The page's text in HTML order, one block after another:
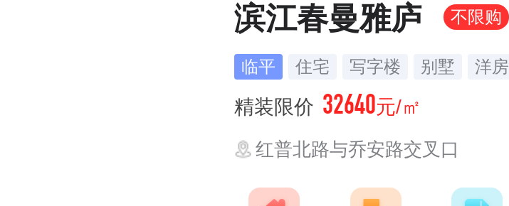
滨江春曼雅庐 不限购
临平 住宅 写字楼 别墅 洋房
精装限价 32640元/㎡
红普北路与乔安路交叉口